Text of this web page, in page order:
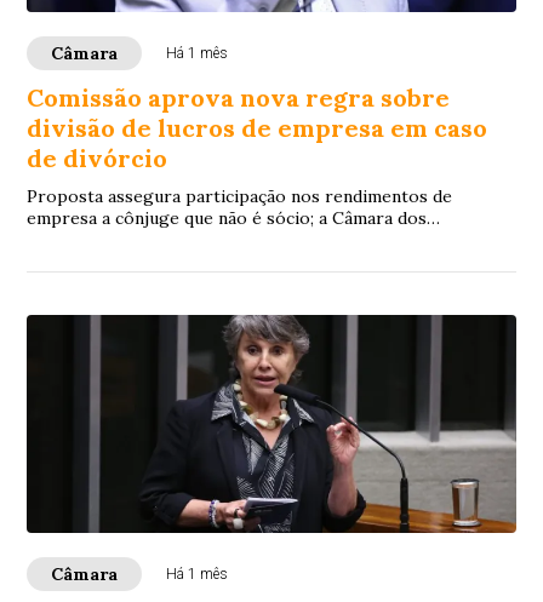
Câmara Há 1 mês
Comissão aprova nova regra sobre
divisão de lucros de empresa em caso
de divórcio
Proposta assegura participação nos rendimentos de
empresa a cônjuge que não é sócio; a Câmara dos
Câmara Há 1 mês